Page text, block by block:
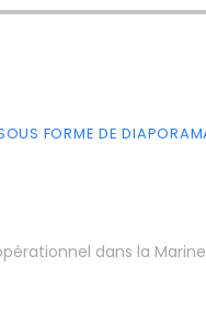
FORME DE
dans la